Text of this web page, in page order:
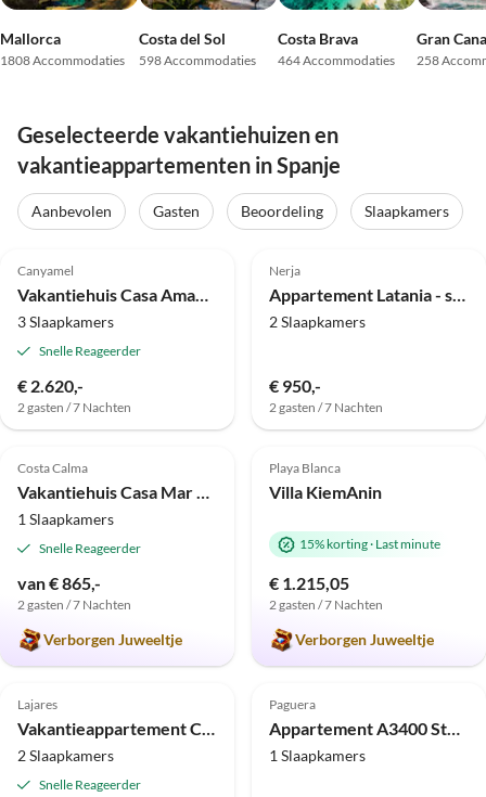
Mallorca
1808 Accommodaties
Costa del Sol
598 Accommodaties
Costa Brava
464 Accommodaties
Gran
258
Geselecteerde vakantiehuizen en
vakantieappartementen in Spanje
Aanbevolen Gasten Beoordeling Slaapkamers
Top-
Advertentie
Canyamel
Vakantiehuis Casa Amadeo
3 Slaapkamers
Snelle Reageerder
€ 2.620,-
2 gasten / 7 Nachten
Top-
Advertentie
Nerja
Appartement Latania - sensationele 180° uitzicht
2 Slaapkamers
€ 950,-
2 gasten / 7 Nachten
Advertentie
4.9 (10)
Costa Calma
Vakantiehuis Casa Mar Azul
1 Slaapkamers
Snelle Reageerder
van € 865,-
2 gasten / 7 Nachten
Verborgen Juweeltje
Advertentie
5.0 (2)
Playa Blanca
Villa KiemAnin
15% korting· Last minute
€ 1.215,05
2 gasten / 7 Nachten
Verborgen Juweeltje
Advertentie
5.0 (2)
Lajares
Vakantieappartement Casa Isla del Sol
2 Slaapkamers
Snelle Reageerder
Advertentie
Paguera
Appartement A3400 Studio Paguera
1 Slaapkamers